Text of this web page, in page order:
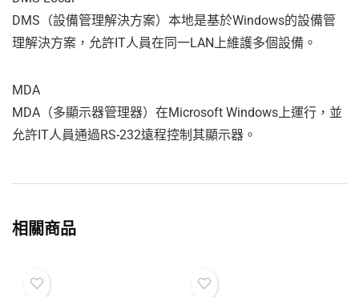
DMS（設備管理解決方案）本地是基於Windows的設備管
理解決方案，允許IT人員在同一LAN上維護多個設備。
MDA
MDA（多顯示器管理器）在Microsoft Windows上運行，並
允許IT人員通過RS-232遠程控制其顯示器。
相關商品